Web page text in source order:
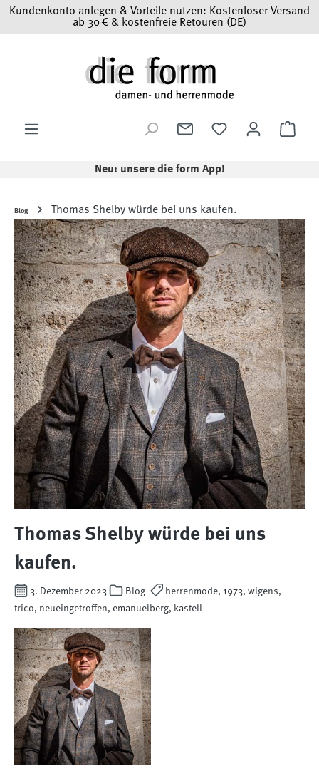
Zum Hauptinhalt springen
Kundenkonto anlegen & Vorteile nutzen: Kostenloser Versand
ab 30 € & kostenfreie Retouren (DE)
Neu: unsere die form App!
Blog Thomas Shelby würde bei uns kaufen.
Thomas Shelby würde bei uns
kaufen.
3. Dezember 2023 Blog
herrenmode, 1973, wigens,
trico, neueingetroffen, emanuelberg, kastell